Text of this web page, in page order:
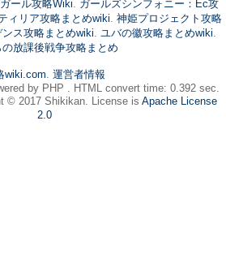
ール攻略Wiki. ガールズシンフォニー：Ec攻
ィリア攻略まとめwiki. 神姫プロジェクト攻略
ス攻略まとめwiki. ユバの徽攻略まとめwiki.
放課後戦争攻略まとめ
wiki.com. 運営者情報
by PHP . HTML convert time: 0.392 sec.
© 2017 Shikikan. License is Apache License
2.0